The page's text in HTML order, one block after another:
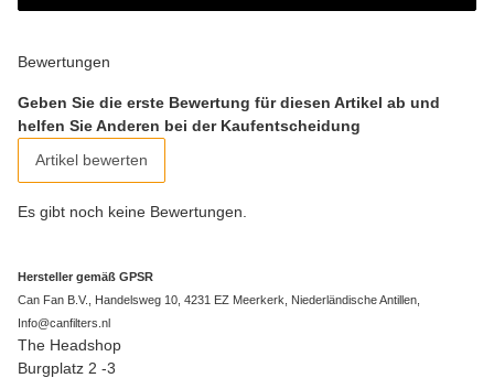
Bewertungen
Geben Sie die erste Bewertung für diesen Artikel ab und
helfen Sie Anderen bei der Kaufentscheidung
Artikel bewerten
Es gibt noch keine Bewertungen.
Hersteller gemäß GPSR
Can Fan B.V., Handelsweg 10, 4231 EZ Meerkerk, Niederländische Antillen,
Info@canfilters.nl
The Headshop
Burgplatz 2 -3